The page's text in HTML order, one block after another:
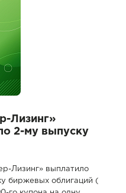
Лизинг»
2-му выпуску
Лизинг» выплатило
биржевых облигаций (